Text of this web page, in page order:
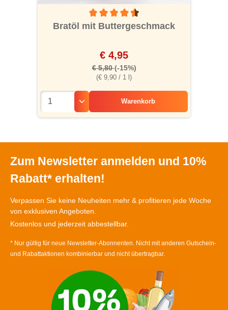
Durchschnittliche Bewertung von 4.5 von 5
Bratöl mit Buttergeschmack
(€ 9,90 / 1 l)
€ 4,95
€ 5,80(-15%)
Warenkorb
Zum Newsletter anmelden und 10%
Rabatt* erhalten!
Verpassen Sie keine Neuheiten mehr & profitieren jede Woche
von exklusiven Angeboten.
Kostenlos und jederzeit abbestellbar.
* Nur gültig für neue Newsletter-Abonnenten. Nicht mit anderen Gutschein-
und Rabattaktionen kombinierbar und nicht übertragbar.